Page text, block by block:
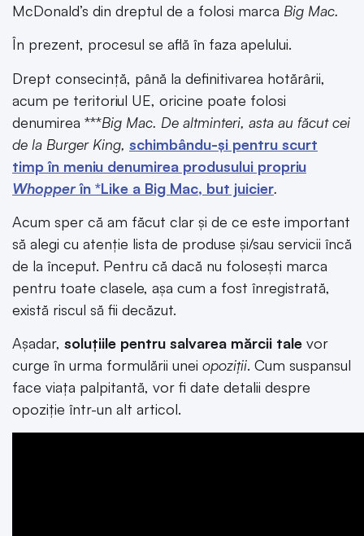
McDonald’s din dreptul de a folosi marca Big Mac.
În prezent, procesul se află în faza apelului.
Drept consecință, până la definitivarea hotărârii,
acum pe teritoriul UE, oricine poate folosi
denumirea ***Big Mac. De altminteri, asta au făcut cei
de la Burger King, schimbându-și pentru scurt
timp în meniu denumirea produsului propriu
Whopperîn *Like a Big Mac, but juicier.
Acum sper că am făcut clar și de ce este important
să alegi cu atenție lista de produse și/sau servicii încă
de la început. Pentru că dacă nu folosești marca
pentru toate clasele, așa cum a fost înregistrată,
există riscul să fii decăzut.
Așadar, soluțiile pentru salvarea mărcii tale vor
curge în urma formulării unei opoziții. Cum suspansul
face viața palpitantă, vor fi date detalii despre
opoziție într-un alt articol.